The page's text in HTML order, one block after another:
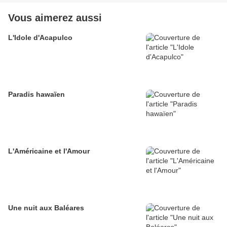
Vous aimerez aussi
L'Idole d'Acapulco
Paradis hawaïen
L'Américaine et l'Amour
Une nuit aux Baléares